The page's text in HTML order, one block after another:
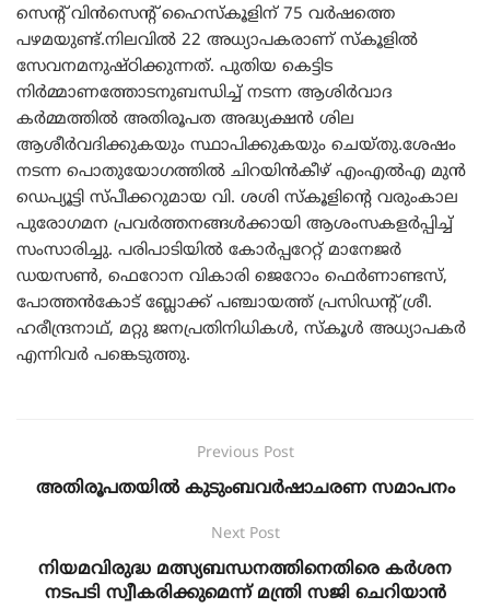
സെന്റ് വിൻസെന്റ് ഹൈസ്കൂളിന് 75 വർഷത്തെ
പഴമയുണ്ട്.നിലവിൽ 22 അധ്യാപകരാണ് സ്കൂളിൽ
സേവനമനുഷ്‌ഠിക്കുന്നത്. പുതിയ കെട്ടിട
നിർമ്മാണത്തോടനുബന്ധിച്ച് നടന്ന ആശിർവാദ
കർമ്മത്തിൽ അതിരൂപത അദ്ധ്യക്ഷൻ ശില
ആശീർവദിക്കുകയും സ്ഥാപിക്കുകയും ചെയ്തു.ശേഷം
നടന്ന പൊതുയോഗത്തിൽ ചിറയിൻകീഴ് എംഎൽഎ മുൻ
ഡെപ്യൂട്ടി സ്പീക്കറുമായ വി. ശശി സ്കൂളിന്റെ വരുംകാല
പുരോഗമന പ്രവർത്തനങ്ങൾക്കായി ആശംസകളർപ്പിച്ച്
സംസാരിച്ചു. പരിപാടിയിൽ കോർപ്പറേറ്റ് മാനേജർ
ഡയസൺ, ഫെറോന വികാരി ജെറോം ഫെർണാണ്ടസ്,
പോത്തൻകോട് ബ്ലോക്ക്‌ പഞ്ചായത്ത് പ്രസിഡന്റ്‌ ശ്രീ.
ഹരീന്ദ്രനാഥ്, മറ്റു ജനപ്രതിനിധികൾ, സ്കൂൾ അധ്യാപകർ
എന്നിവർ പങ്കെടുത്തു.
Previous Post
അതിരൂപതയിൽ കുടുംബവർഷാചരണ സമാപനം
Next Post
നിയമവിരുദ്ധ മത്സ്യബന്ധനത്തിനെതിരെ കര്‍ശന
നടപടി സ്വീകരിക്കുമെന്ന് മന്ത്രി സജി ചെറിയാന്‍